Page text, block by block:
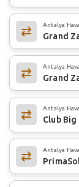
Antalya
Grand
Antalya
Grand
Antalya
Club
Antalya